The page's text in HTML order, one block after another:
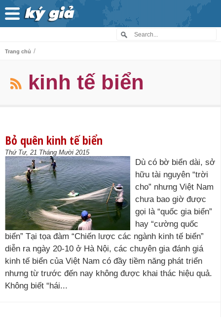
Trang chủ /
kinh tế biển
Bỏ quên kinh tế biển
Thứ Tư, 21 Tháng Mười 2015
Dù có bờ biển dài, sở
hữu tài nguyên “trời
cho” nhưng Việt Nam
chưa bao giờ được
gọi là “quốc gia biển”
hay “cường quốc
biển” Tại tọa đàm “Chiến lược các ngành kinh tế biển”
diễn ra ngày 20-10 ở Hà Nội, các chuyên gia đánh giá
kinh tế biển của Việt Nam có đầy tiềm năng phát triển
nhưng từ trước đến nay không được khai thác hiệu quả.
Không biết “hái...